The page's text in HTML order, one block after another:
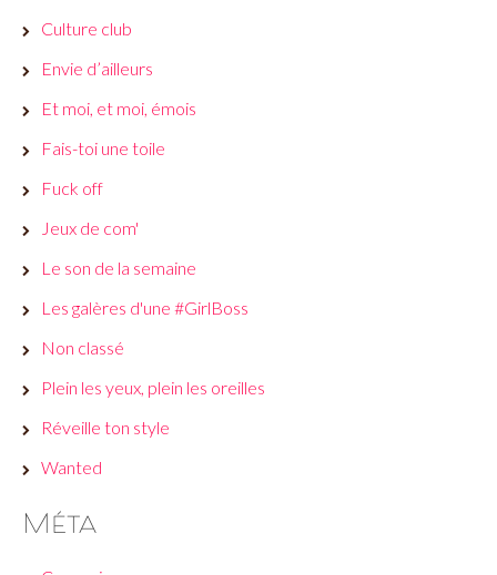
Culture club
Envie d’ailleurs
Et moi, et moi, émois
Fais-toi une toile
Fuck off
Jeux de com'
Le son de la semaine
Les galères d'une #GirlBoss
Non classé
Plein les yeux, plein les oreilles
Réveille ton style
Wanted
Méta